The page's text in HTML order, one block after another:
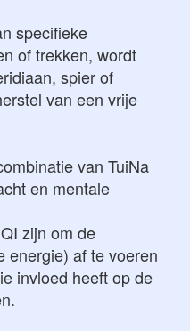
specifieke
of trekken, wordt
spier of
van een vrije
van TuiNa
en mentale
zijn om de
energie) af te voeren
invloed heeft op de